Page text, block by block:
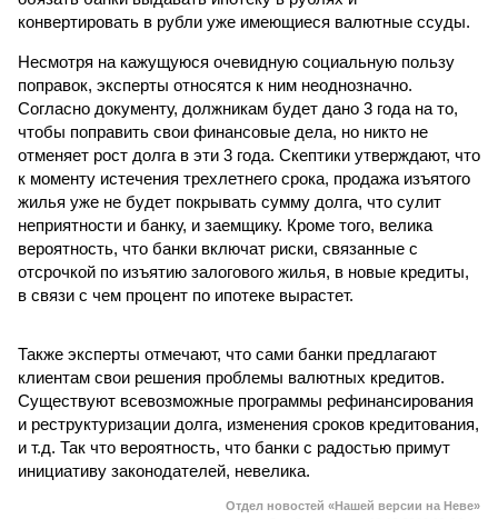
конвертировать в рубли уже имеющиеся валютные ссуды.
Несмотря на кажущуюся очевидную социальную пользу
поправок, эксперты относятся к ним неоднозначно.
Согласно документу, должникам будет дано 3 года на то,
чтобы поправить свои финансовые дела, но никто не
отменяет рост долга в эти 3 года. Скептики утверждают, что
к моменту истечения трехлетнего срока, продажа изъятого
жилья уже не будет покрывать сумму долга, что сулит
неприятности и банку, и заемщику. Кроме того, велика
вероятность, что банки включат риски, связанные с
отсрочкой по изъятию залогового жилья, в новые кредиты,
в связи с чем процент по ипотеке вырастет.
Также эксперты отмечают, что сами банки предлагают
клиентам свои решения проблемы валютных кредитов.
Существуют всевозможные программы рефинансирования
и реструктуризации долга, изменения сроков кредитования,
и т.д. Так что вероятность, что банки с радостью примут
инициативу законодателей, невелика.
Отдел новостей «Нашей версии на Неве»